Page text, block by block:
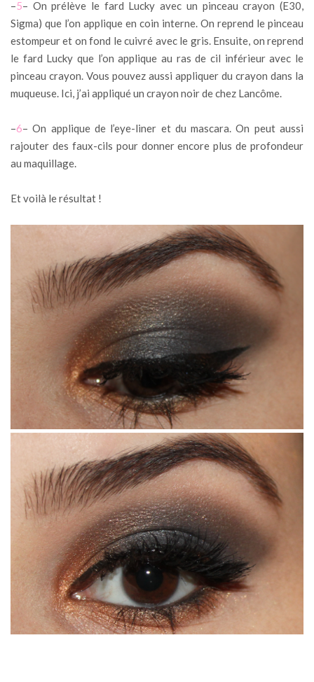
–5– On prélève le fard Lucky avec un pinceau crayon (E30,
Sigma) que l’on applique en coin interne. On reprend le pinceau
estompeur et on fond le cuivré avec le gris. Ensuite, on reprend
le fard Lucky que l’on applique au ras de cil inférieur avec le
pinceau crayon. Vous pouvez aussi appliquer du crayon dans la
muqueuse. Ici, j’ai appliqué un crayon noir de chez Lancôme.
–6– On applique de l’eye-liner et du mascara. On peut aussi
rajouter des faux-cils pour donner encore plus de profondeur
au maquillage.
Et voilà le résultat !